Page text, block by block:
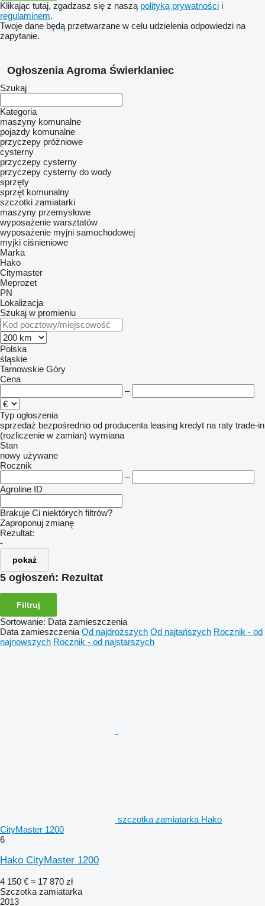
Klikając tutaj, zgadzasz się z naszą polityką prywatności i
regulaminem.
Twoje dane będą przetwarzane w celu udzielenia odpowiedzi na
zapytanie.
Ogłoszenia Agroma Świerklaniec
Szukaj
Kategoria
maszyny komunalne
pojazdy komunalne
przyczepy próżniowe
cysterny
przyczepy cysterny
przyczepy cysterny do wody
sprzęty
sprzęt komunalny
szczotki zamiatarki
maszyny przemysłowe
wyposażenie warsztatów
wyposażenie myjni samochodowej
myjki ciśnieniowe
Marka
Hako
Citymaster
Meprozet
PN
Lokalizacja
Szukaj w promieniu
Polska
śląskie
Tarnowskie Góry
Cena
–
Typ ogłoszenia
sprzedaż bezpośrednio od producenta leasing kredyt na raty trade-in
(rozliczenie w zamian) wymiana
Stan
nowy używane
Rocznik
–
Agroline ID
Brakuje Ci niektórych filtrów?
Zaproponuj zmianę
Rezultat:
-
pokaż
5 ogłoszeń: Rezultat
Filtruj
Sortowanie: Data zamieszczenia
Data zamieszczenia Od najdroższych Od najtańszych Rocznik - od
najnowszych Rocznik - od najstarszych
szczotka zamiatarka Hako
CityMaster 1200
6
Hako CityMaster 1200
4 150 € ≈ 17 870 zł
Szczotka zamiatarka
2013